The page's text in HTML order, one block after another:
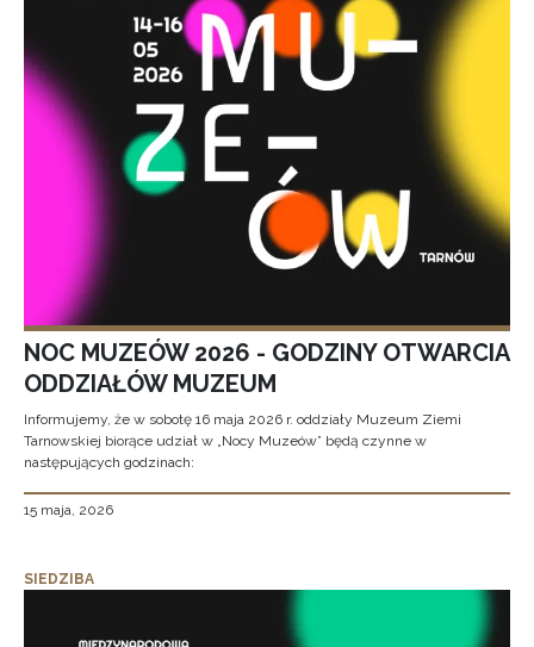
NOC MUZEÓW 2026 - GODZINY OTWARCIA
ODDZIAŁÓW MUZEUM
Informujemy, że w sobotę 16 maja 2026 r. oddziały Muzeum Ziemi
Tarnowskiej biorące udział w „Nocy Muzeów” będą czynne w
następujących godzinach:
15 maja, 2026
SIEDZIBA